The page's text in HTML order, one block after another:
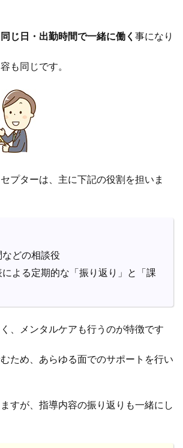
同じ日・出勤時間で一緒に働く 事になり
も同じです。
プターは、主に下記の役割を担いま
どの相談役
よる定期的な「振り返り」と「課
、メンタルケアも行うのが特徴です
ため、あらゆる面でのサポートを行い
すが、指導内容の振り返りも一緒にし